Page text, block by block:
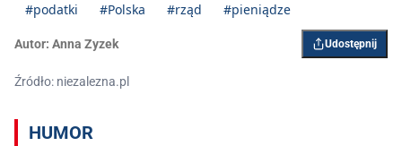
#podatki #Polska #rząd #pieniądze
Autor: Anna Zyzek Udostępnij
Źródło: niezalezna.pl
HUMOR